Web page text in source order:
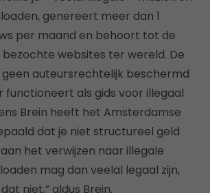
genereert meer dan 1
per maand en behoort tot de
websites ter wereld. De
auteursrechtelijk beschermd
functioneert als gids voor illegaal
Brein heeft het Amsterdamse
dat je niet structureel geld
het verwijzen naar illegale
mag dan veelal legaal zijn,
niet,” aldus Brein.